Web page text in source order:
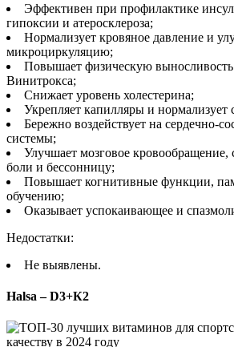
Эффективен при профилактике
гипоксии и атеросклероза;
Нормализует кровяное давление и
микроциркуляцию;
Повышает физическую
Винитрокса;
Снижает уровень холестерина;
Укрепляет капилляры и нормализует
Бережно воздействует на сердечно-
системы;
Улучшает мозговое кровообращение,
боли и бессонницу;
Повышает когнитивные функции,
обучению;
Оказывает успокаивающее и
Недостатки:
Не выявлены.
Halsa – D3+К2